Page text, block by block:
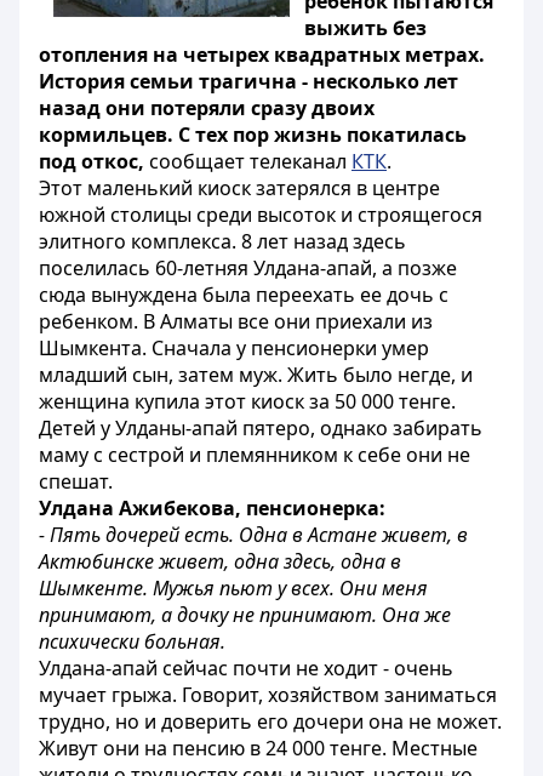
выжить без
отопления на четырех квадратных метрах.
История семьи трагична - несколько лет
назад они потеряли сразу двоих
кормильцев. С тех пор жизнь покатилась
под откос, сообщает телеканал КТК.
Этот маленький киоск затерялся в центре
южной столицы среди высоток и строящегося
элитного комплекса. 8 лет назад здесь
поселилась 60-летняя Улдана-апай, а позже
сюда вынуждена была переехать ее дочь с
ребенком. В Алматы все они приехали из
Шымкента. Сначала у пенсионерки умер
младший сын, затем муж. Жить было негде, и
женщина купила этот киоск за 50 000 тенге.
Детей у Улданы-апай пятеро, однако забирать
маму с сестрой и племянником к себе они не
спешат.
Улдана Ажибекова, пенсионерка:
- Пять дочерей есть. Одна в Астане живет, в
Актюбинске живет, одна здесь, одна в
Шымкенте. Мужья пьют у всех. Они меня
принимают, а дочку не принимают. Она же
психически больная.
Улдана-апай сейчас почти не ходит - очень
мучает грыжа. Говорит, хозяйством заниматься
трудно, но и доверить его дочери она не может.
Живут они на пенсию в 24 000 тенге. Местные